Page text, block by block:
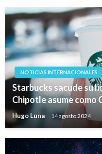
NOTICIAS INTERNACIONALES
Starbucks sacude su
Chipotle asume como
Hugo Luna 14 agosto 2024